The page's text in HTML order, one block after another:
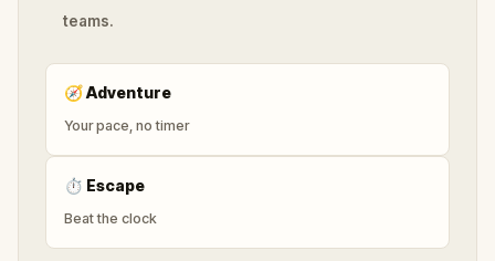
teams.
🧭Adventure
Your pace, no timer
⏱ Escape
Beat the clock